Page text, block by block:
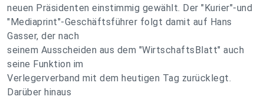
neuen Präsidenten einstimmig gewählt. Der "Kurier"-und
"Mediaprint"-Geschäftsführer folgt damit auf Hans
Gasser, der nach
seinem Ausscheiden aus dem "WirtschaftsBlatt" auch
seine Funktion im
Verlegerverband mit dem heutigen Tag zurücklegt.
Darüber hinaus